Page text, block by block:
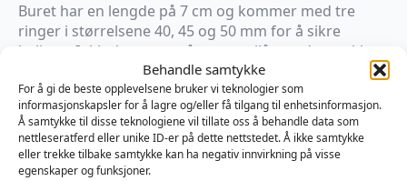
Behandle samtykke
For å gi de beste opplevelsene bruker vi teknologier som
informasjonskapsler for å lagre og/eller få tilgang til enhetsinformasjon.
Å samtykke til disse teknologiene vil tillate oss å behandle data som
nettleseratferd eller unike ID-er på dette nettstedet. Å ikke samtykke
eller trekke tilbake samtykke kan ha negativ innvirkning på visse
egenskaper og funksjoner.
Buret har en lengde på 7 cm og kommer med tre
ringer i størrelsene 40, 45 og 50 mm for å sikre
ballene. Inkludert er også en metallås med to nøkler.
Lett å holde rent og i en ideell størrelse.
På lager
Plastic